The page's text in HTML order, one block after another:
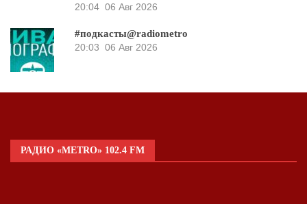
20:04 06 Авг 2026
#подкасты@radiometro
20:03 06 Авг 2026
РАДИО «METRO» 102.4 FM